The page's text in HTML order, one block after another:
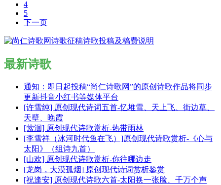
4
5
下一页
最新诗歌
通知：即日起投稿“尚仁诗歌网”的原创诗歌作品将同步
更新抖音小红书等媒体平台
[许雪纯] 原创现代诗词五首-忆堆雪、天上飞、街边草、
天壁、晚霞
[萦洄] 原创现代诗歌赏析-热带雨林
[李雪祥（冰河时代鱼在飞）]原创现代诗歌赏析-《心与
太阳》（组诗九首）
[山欢] 原创现代诗歌赏析-你往哪边走
[龙岗，大漠孤烟] 原创现代诗词赏析鉴赏
[祝逢安] 原创现代诗歌六首-太阳换一张脸、千万个声